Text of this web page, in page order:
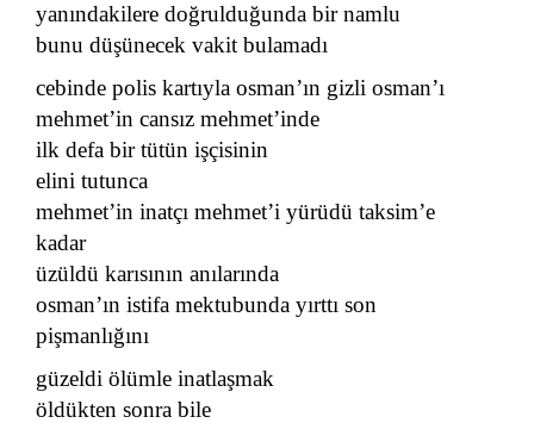
yanındakilere doğrulduğunda bir namlu
bunu düşünecek vakit bulamadı
cebinde polis kartıyla osman’ın gizli osman’ı
mehmet’in cansız mehmet’inde
ilk defa bir tütün işçisinin
elini tutunca
mehmet’in inatçı mehmet’i yürüdü taksim’e
kadar
üzüldü karısının anılarında
osman’ın istifa mektubunda yırttı son
pişmanlığını
güzeldi ölümle inatlaşmak
öldükten sonra bile